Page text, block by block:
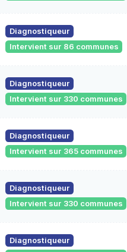
Diagnostiqueur
Intervient sur 86 communes
Diagnostiqueur
Intervient sur 330 communes
Diagnostiqueur
Intervient sur 365 communes
Diagnostiqueur
Intervient sur 330 communes
Diagnostiqueur